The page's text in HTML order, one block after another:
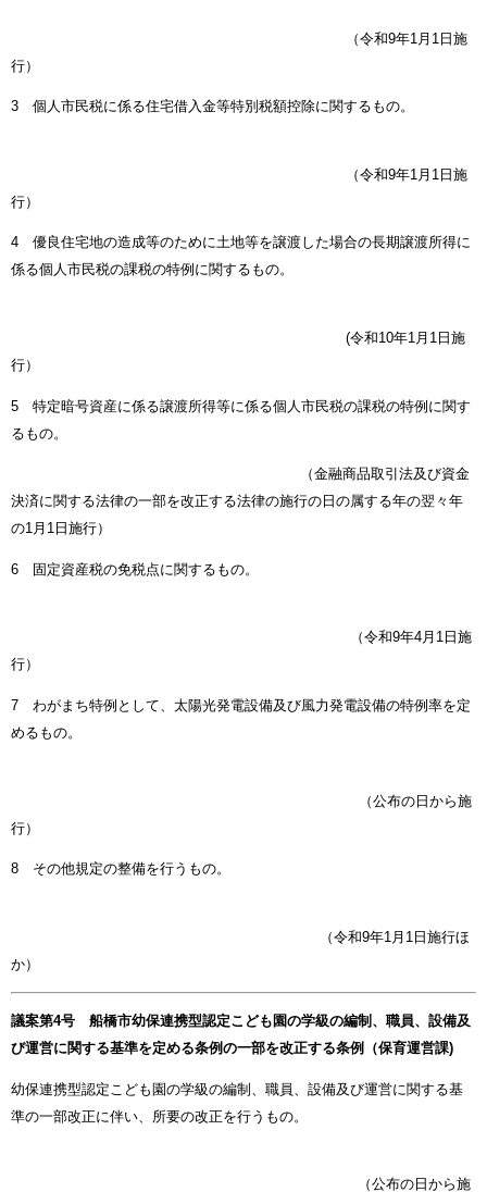
（令和9年1月1日施
行）
3 個人市民税に係る住宅借入金等特別税額控除に関するもの。
（令和9年1月1日施
行）
4 優良住宅地の造成等のために土地等を譲渡した場合の長期譲渡所得に
係る個人市民税の課税の特例に関するもの。
(令和10年1月1日施
行）
5 特定暗号資産に係る譲渡所得等に係る個人市民税の課税の特例に関す
るもの。
（金融商品取引法及び資金
決済に関する法律の一部を改正する法律の施行の日の属する年の翌々年
の1月1日施行）
6 固定資産税の免税点に関するもの。
（令和9年4月1日施
行）
7 わがまち特例として、太陽光発電設備及び風力発電設備の特例率を定
めるもの。
（公布の日から施
行）
8 その他規定の整備を行うもの。
（令和9年1月1日施行ほ
か）
議案第4号 船橋市幼保連携型認定こども園の学級の編制、職員、設備及
び運営に関する基準を定める条例の一部を改正する条例（保育運営課)
幼保連携型認定こども園の学級の編制、職員、設備及び運営に関する基
準の一部改正に伴い、所要の改正を行うもの。
（公布の日から施